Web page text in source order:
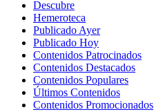
Descubre
Hemeroteca
Publicado Ayer
Publicado Hoy
Contenidos Patrocinados
Contenidos Destacados
Contenidos Populares
Últimos Contenidos
Contenidos Promocionados